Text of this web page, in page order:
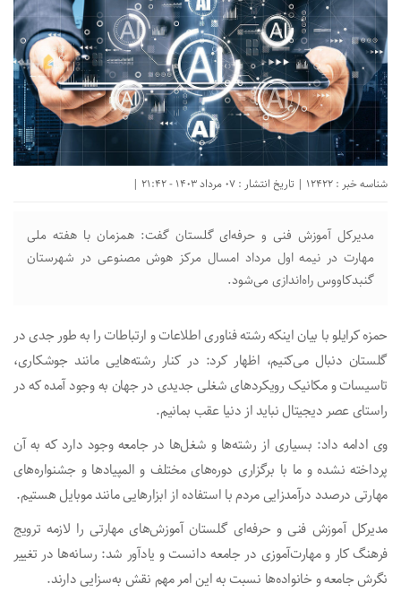
شناسه خبر : 12422 | تاریخ انتشار : 07 مرداد 1403 - 21:42 |
مدیرکل آموزش فنی و حرفه‌ای گلستان گفت: همزمان با هفته ملی
مهارت در نیمه اول مرداد امسال مرکز هوش مصنوعی در شهرستان
گنبدکاووس راه‌اندازی می‌شود.
حمزه کرایلو با بیان اینکه رشته فناوری اطلاعات و ارتباطات را به طور جدی در
گلستان دنبال می‌کنیم، اظهار کرد: در کنار رشته‌هایی مانند جوشکاری،
تاسیسات و مکانیک رویکردهای شغلی جدیدی در جهان به وجود آمده که در
راستای عصر دیجیتال نباید از دنیا عقب بمانیم.
وی ادامه داد: بسیاری از رشته‌ها و شغل‌ها در جامعه وجود دارد که به آن
پرداخته نشده و ما با برگزاری دوره‌های مختلف و المپیادها و جشنواره‌های
مهارتی درصدد درآمدزایی مردم با استفاده از ابزارهایی مانند موبایل هستیم.
مدیرکل آموزش فنی و حرفه‌ای گلستان آموزش‌های مهارتی را لازمه ترویج
فرهنگ کار و مهارت‌آموزی در جامعه دانست و یادآور شد: رسانه‌ها در تغییر
نگرش جامعه و خانواده‌ها نسبت به این امر مهم نقش به‌سزایی دارند.